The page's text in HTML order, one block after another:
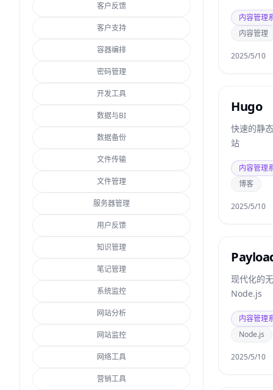
客户反馈
客户支持
容器编排
密码管理
开发工具
数据与BI
数据备份
文件传输
文件管理
服务器管理
用户反馈
知识管理
笔记管理
系统监控
网站分析
网站监控
网络工具
营销工具
内容管理
内容管理
2025/5/10
Hugo
快速的静
站
内容管理
博客
2025/5/10
现代化的
Node.js
内容管理
Node.js
2025/5/10